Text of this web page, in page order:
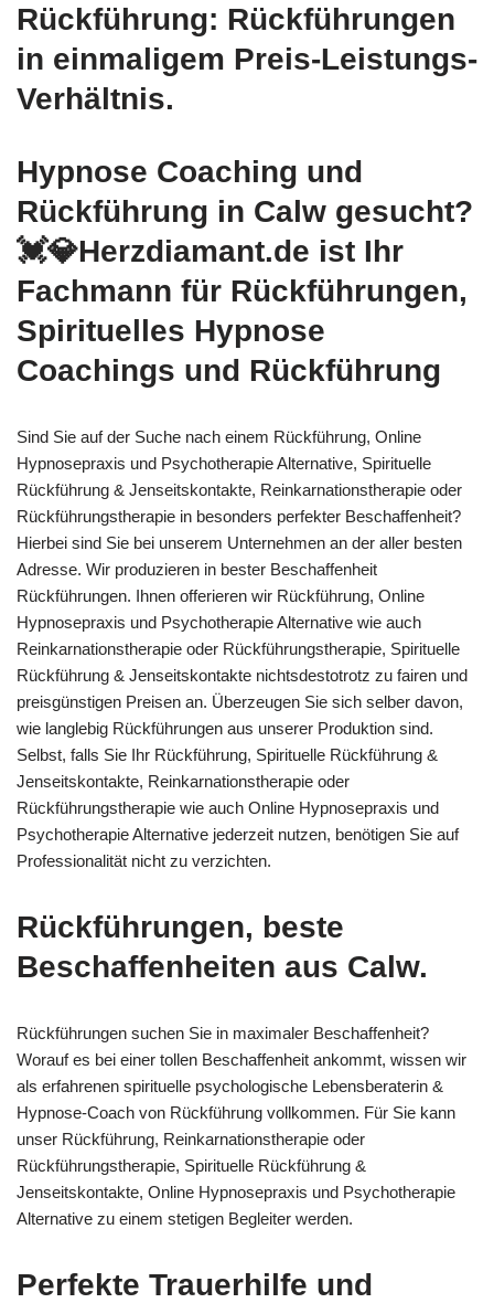
Rückführung: Rückführungen
in einmaligem Preis-Leistungs-
Verhältnis.
Hypnose Coaching und
Rückführung in Calw gesucht?
💓️💎Herzdiamant.de ist Ihr
Fachmann für Rückführungen,
Spirituelles Hypnose
Coachings und Rückführung
Sind Sie auf der Suche nach einem Rückführung, Online
Hypnosepraxis und Psychotherapie Alternative, Spirituelle
Rückführung & Jenseitskontakte, Reinkarnationstherapie oder
Rückführungstherapie in besonders perfekter Beschaffenheit?
Hierbei sind Sie bei unserem Unternehmen an der aller besten
Adresse. Wir produzieren in bester Beschaffenheit
Rückführungen. Ihnen offerieren wir Rückführung, Online
Hypnosepraxis und Psychotherapie Alternative wie auch
Reinkarnationstherapie oder Rückführungstherapie, Spirituelle
Rückführung & Jenseitskontakte nichtsdestotrotz zu fairen und
preisgünstigen Preisen an. Überzeugen Sie sich selber davon,
wie langlebig Rückführungen aus unserer Produktion sind.
Selbst, falls Sie Ihr Rückführung, Spirituelle Rückführung &
Jenseitskontakte, Reinkarnationstherapie oder
Rückführungstherapie wie auch Online Hypnosepraxis und
Psychotherapie Alternative jederzeit nutzen, benötigen Sie auf
Professionalität nicht zu verzichten.
Rückführungen, beste
Beschaffenheiten aus Calw.
Rückführungen suchen Sie in maximaler Beschaffenheit?
Worauf es bei einer tollen Beschaffenheit ankommt, wissen wir
als erfahrenen spirituelle psychologische Lebensberaterin &
Hypnose-Coach von Rückführung vollkommen. Für Sie kann
unser Rückführung, Reinkarnationstherapie oder
Rückführungstherapie, Spirituelle Rückführung &
Jenseitskontakte, Online Hypnosepraxis und Psychotherapie
Alternative zu einem stetigen Begleiter werden.
Perfekte Trauerhilfe und